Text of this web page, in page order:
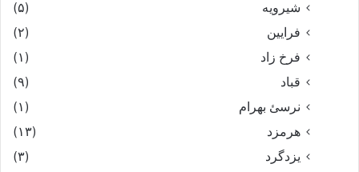
شیرویه
(۵)
فرایین
(۲)
فرخ زاد
(۱)
قباد
(۹)
نرسئ بهرام‏
(۱)
هرمزد
(۱۳)
یزدگرد
(۳)